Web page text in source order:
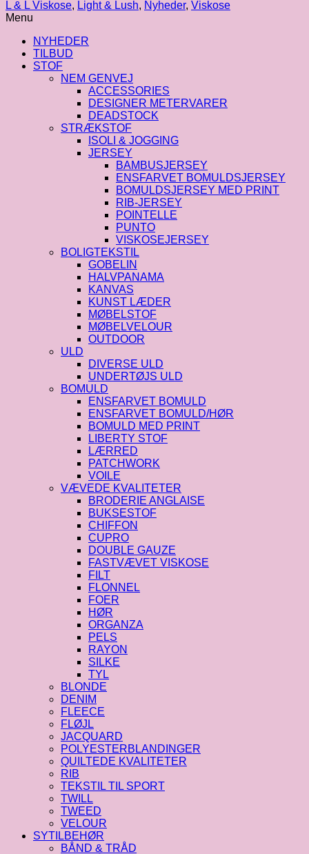
Viskose
Solid
fv.
Cognac
Mondo
antal
L & L Viskose, Light & Lush, Nyheder, Viskose
Menu
NYHEDER
TILBUD
STOF
NEM GENVEJ
ACCESSORIES
DESIGNER METERVARER
DEADSTOCK
STRÆKSTOF
ISOLI & JOGGING
JERSEY
BAMBUSJERSEY
ENSFARVET BOMULDSJERSEY
BOMULDSJERSEY MED PRINT
RIB-JERSEY
POINTELLE
PUNTO
VISKOSEJERSEY
BOLIGTEKSTIL
GOBELIN
HALVPANAMA
KANVAS
KUNST LÆDER
MØBELSTOF
MØBELVELOUR
OUTDOOR
ULD
DIVERSE ULD
UNDERTØJS ULD
BOMULD
ENSFARVET BOMULD
ENSFARVET BOMULD/HØR
BOMULD MED PRINT
LIBERTY STOF
LÆRRED
PATCHWORK
VOILE
VÆVEDE KVALITETER
BRODERIE ANGLAISE
BUKSESTOF
CHIFFON
CUPRO
DOUBLE GAUZE
FASTVÆVET VISKOSE
FILT
FLONNEL
FOER
HØR
ORGANZA
PELS
RAYON
SILKE
TYL
BLONDE
DENIM
FLEECE
FLØJL
JACQUARD
POLYESTERBLANDINGER
QUILTEDE KVALITETER
RIB
TEKSTIL TIL SPORT
TWILL
TWEED
VELOUR
SYTILBEHØR
BÅND & TRÅD